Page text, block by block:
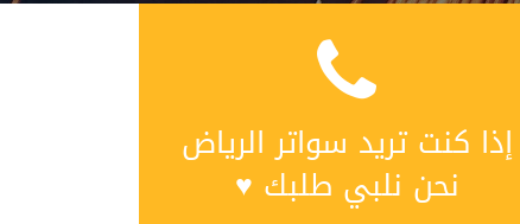
إذا كنت تريد سواتر الرياض
نحن نلبي طلبك ♥